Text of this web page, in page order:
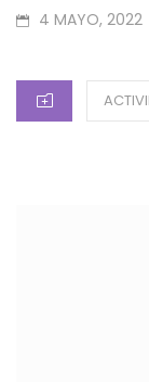
POSTED
4 MAYO, 2022